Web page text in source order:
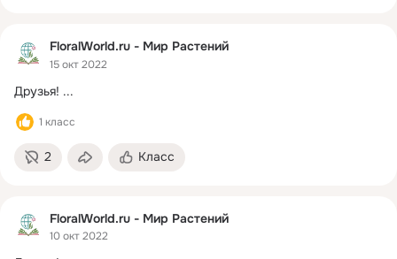
FloralWorld.ru - Мир Растений
15 окт 2022
Друзья! ...
1 класс
2 Класс
FloralWorld.ru - Мир Растений
10 окт 2022